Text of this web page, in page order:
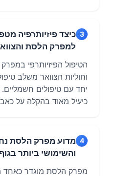
3 כיצד פיזיותרפיה
למפרק הלסת
הטיפול הפיזיותרפי
וחוליות הצוואר משלב
יחד עם טיפולים חשמליים.
כיעיל מאוד בהקלה על
4 מדוע מפרק הלסת
והשימושי ביותר
מפרק הלסת מוגדר כאחד